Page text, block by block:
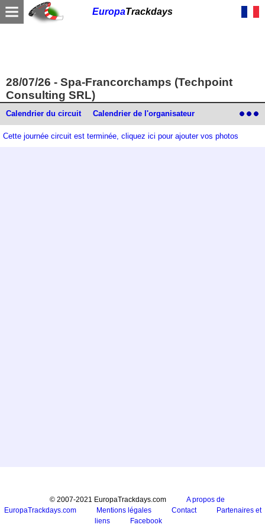
EuropaTrackdays
28/07/26 - Spa-Francorchamps (Techpoint
Consulting SRL)
Calendrier du circuit Calendrier de l'organisateur
Cette journée circuit est terminée, cliquez ici pour ajouter vos photos
© 2007-2021 EuropaTrackdays.com
A propos de
EuropaTrackdays.com
Mentions légales Contact
Partenaires et
liens
Facebook